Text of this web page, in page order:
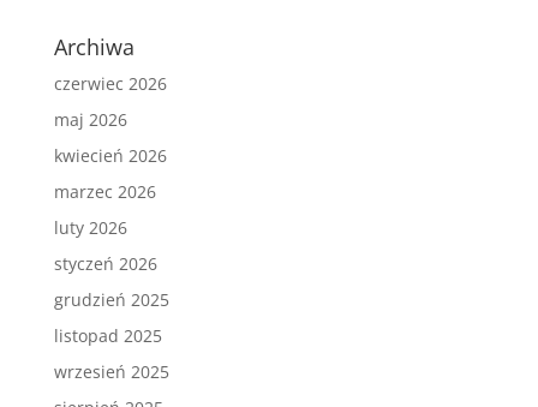
Archiwa
czerwiec 2026
maj 2026
kwiecień 2026
marzec 2026
luty 2026
styczeń 2026
grudzień 2025
listopad 2025
wrzesień 2025